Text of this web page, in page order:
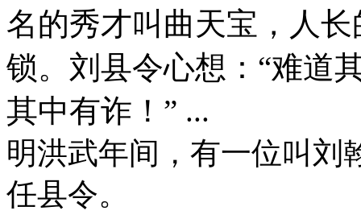
名的秀才叫曲天宝，人
锁。刘县令心想：“难道
其中有诈！” ...
明洪武年间，有一位叫刘
任县令。